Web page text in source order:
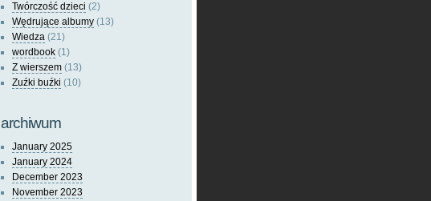
Twórczość dzieci (2)
Wędrujące albumy (13)
Wiedza (21)
wordbook (1)
Z wierszem (13)
Zuźki buźki (10)
archiwum
January 2025
January 2024
December 2023
November 2023